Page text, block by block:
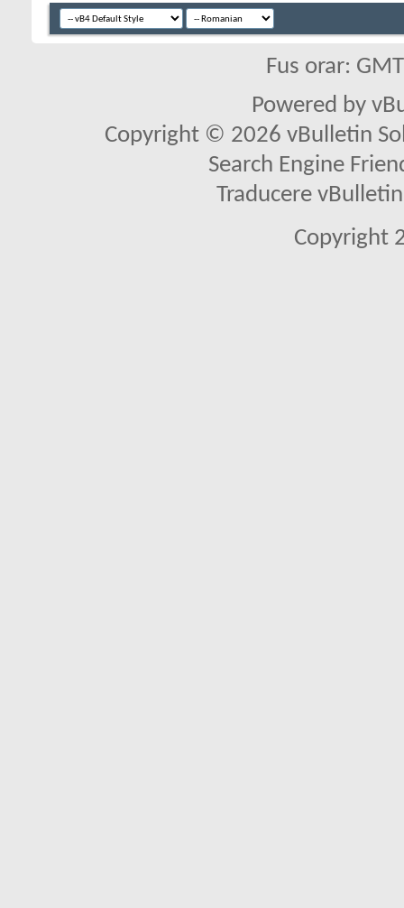
Fus orar:
Powered by
Copyright © 2026 vBulletin
Search Engine
Traducere
Copyright